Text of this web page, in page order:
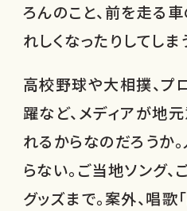
ろんのこと、前を走る
れしくなったりしてしま
高校野球や大相撲、プ
躍など、メディアが地
れるからなのだろうか
らない。ご当地ソング
グッズまで。案外、唱歌